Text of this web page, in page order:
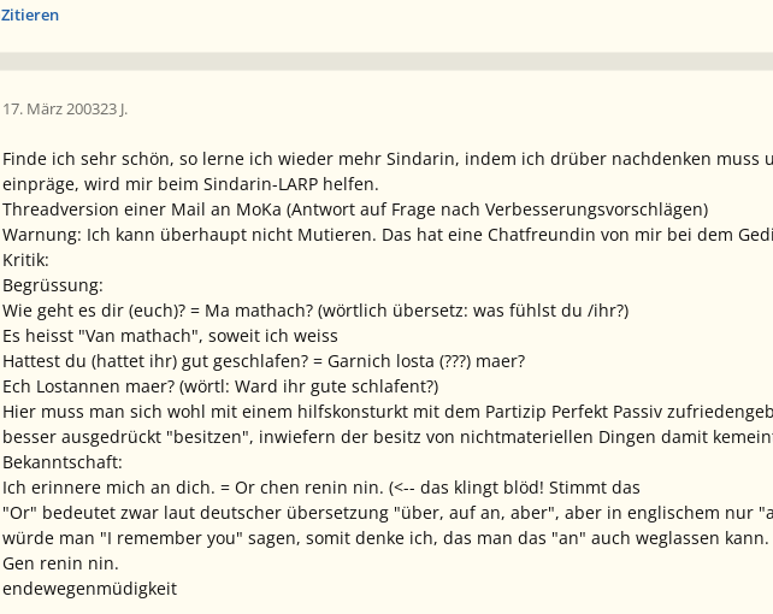
Zitieren
17. März 200323 J.
Finde ich sehr schön, so lerne ich wieder mehr Sindarin, indem ich drüber nachdenken
einpräge, wird mir beim Sindarin-LARP helfen.
Threadversion einer Mail an MoKa (Antwort auf Frage nach Verbesserungsvorschlägen)
Warnung: Ich kann überhaupt nicht Mutieren. Das hat eine Chatfreundin von mir bei dem
Kritik:
Begrüssung:
Wie geht es dir (euch)? = Ma mathach? (wörtlich übersetz: was fühlst du /ihr?)
Es heisst "Van mathach", soweit ich weiss
Hattest du (hattet ihr) gut geschlafen? = Garnich losta (???) maer?
Ech Lostannen maer? (wörtl: Ward ihr gute schlafent?)
Hier muss man sich wohl mit einem hilfskonsturkt mit dem Partizip Perfekt Passiv
besser ausgedrückt "besitzen", inwiefern der besitz von nichtmateriellen Dingen damit
Bekanntschaft:
Ich erinnere mich an dich. = Or chen renin nin. (<-- das klingt blöd! Stimmt das
"Or" bedeutet zwar laut deutscher übersetzung "über, auf an, aber", aber in englischem nur
würde man "I remember you" sagen, somit denke ich, das man das "an" auch weglassen kann.
Gen renin nin.
endewegenmüdigkeit